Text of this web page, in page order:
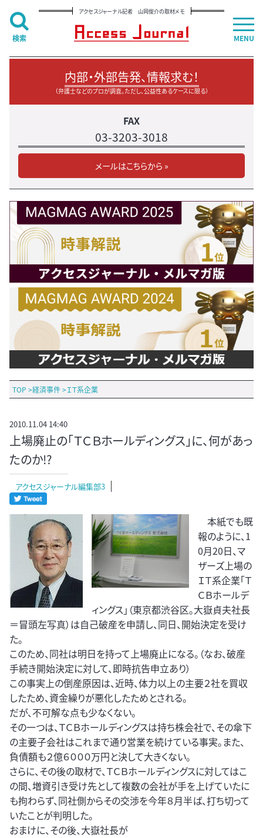
アクセスジャーナル記者 山岡俊介の取材メモ
内部・外部告発、情報求む！
（弁護士などのプロが調査。ただし、公益性あるケースに限る）
FAX
03-3203-3018
メールはこちらから »
TOP >経済事件>ＩＴ系企業
2010.11.04 14:40
上場廃止の「ＴＣＢホールディングス」に、何があっ
たのか!?
アクセスジャーナル編集部3
本紙でも既
報のように、1
0月20日、マ
ザーズ上場の
ＩＴ系企業「Ｔ
ＣＢホールデ
ィングス」（東京都渋谷区。大嶽貞夫社長
＝冒頭左写真）は自己破産を申請し、同日、開始決定を受け
た。
このため、同社は明日を持って上場廃止になる。（なお、破産
手続き開始決定に対して、即時抗告申立あり）
この事実上の倒産原因は、近時、体力以上の主要２社を買収
したため、資金繰りが悪化したためとされる。
だが、不可解な点も少なくない。
その一つは、ＴＣＢホールディングスは持ち株会社で、その傘下
の主要子会社はこれまで通り営業を続けている事実。また、
負債額も２億６０００万円と決して大きくない。
さらに、その後の取材で、ＴＣＢホールディングスに対してはこ
の間、増資引き受け先として複数の会社が手を上げていたに
も拘わらず、同社側からその交渉を今年８月半ば、打ち切って
いたことが判明した。
おまけに、その後、大嶽社長が
MENU
検索